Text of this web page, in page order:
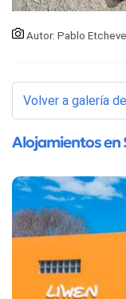
Autor: Pablo
Volver a galería
Alojamientos en